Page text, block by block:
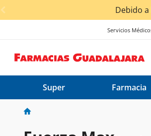
< div class="carousel-inner"> Debido a
Servicios
Super Farmacia